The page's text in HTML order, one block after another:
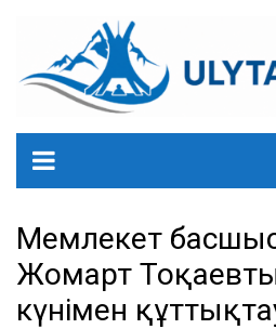
содержанию
Мемлекет
Жомарт
күнімен